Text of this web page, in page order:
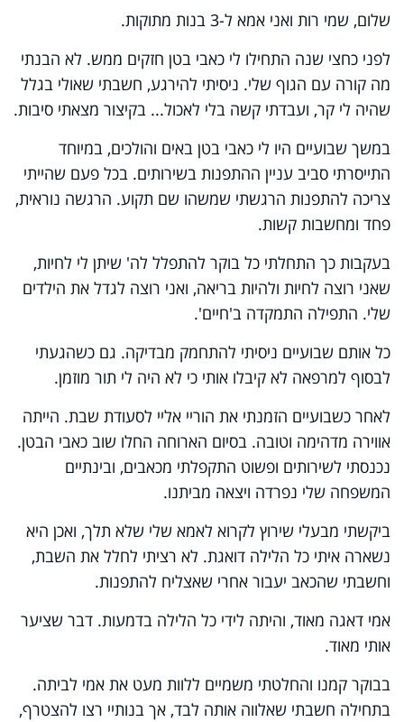
שלום, שמי רות ואני אמא ל-3 בנות מתוקות.
לפני כחצי שנה התחילו לי כאבי בטן חזקים ממש. לא הבנתי
מה קורה עם הגוף שלי. ניסיתי להירגע, חשבתי שאולי בגלל
שהיה לי קר, ועבדתי קשה בלי לאכול... בקיצור מצאתי סיבות.
במשך שבועיים היו לי כאבי בטן באים והולכים, במיוחד
התייסרתי סביב עניין ההתפנות בשירותים. בכל פעם שהייתי
צריכה להתפנות הרגשתי שמשהו שם תקוע. הרגשה נוראית,
פחד ומחשבות קשות.
בעקבות כך התחלתי כל בוקר להתפלל לה' שיתן לי לחיות,
שאני רוצה לחיות ולהיות בריאה, ואני רוצה לגדל את הילדים
שלי. התפילה התמקדה ב'חיים'.
כל אותם שבועיים ניסיתי להתחמק מבדיקה. גם כשהגעתי
לבסוף למרפאה לא קיבלו אותי כי לא היה לי תור מוזמן.
לאחר כשבועיים הזמנתי את הוריי אליי לסעודת שבת. הייתה
אווירה מדהימה וטובה. בסיום הארוחה החלו שוב כאבי הבטן.
נכנסתי לשירותים ופשוט התקפלתי מכאבים, ובינתיים
המשפחה שלי נפרדה ויצאה מביתנו.
ביקשתי מבעלי שירוץ לקרוא לאמא שלי שלא תלך, ואכן היא
נשארה איתי כל הלילה דואגת. לא רציתי לחלל את השבת,
וחשבתי שהכאב יעבור אחרי שאצליח להתפנות.
אמי דאגה מאוד, והיתה לידי כל הלילה בדמעות. דבר שציער
אותי מאוד.
בבוקר קמנו והחלטתי משמיים ללוות מעט את אמי לביתה.
בתחילה חשבתי שאלווה אותה לבד, אך בנותיי רצו להצטרף,